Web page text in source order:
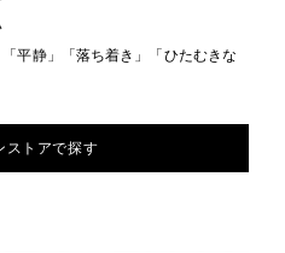
「平静」「落ち着き」「ひたむきな
ストアで探す